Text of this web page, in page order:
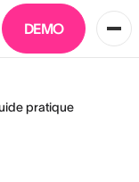
DEMO
pratique